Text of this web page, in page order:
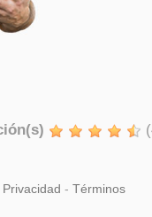
(
Privacidad - Términos